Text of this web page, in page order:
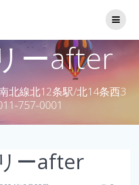
ーafter
北線北12条駅/北14条西3
757-0001
ーafter